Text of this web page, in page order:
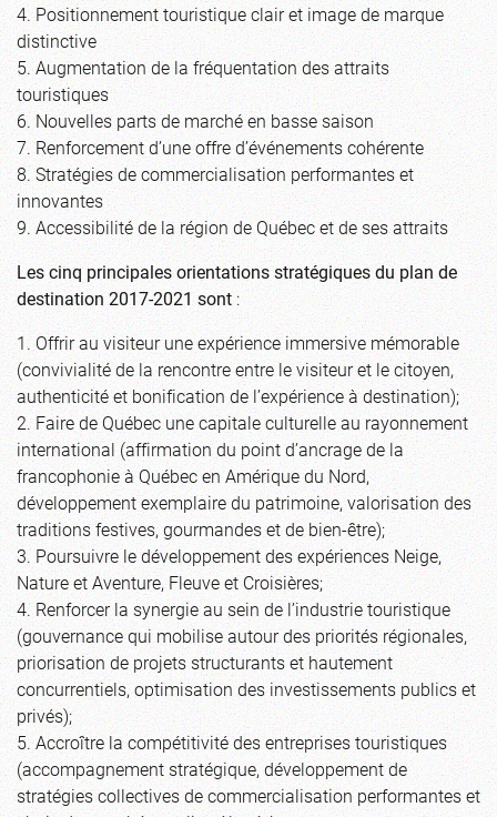
4. Positionnement touristique clair et image de marque
distinctive
5. Augmentation de la fréquentation des attraits
touristiques
6. Nouvelles parts de marché en basse saison
7. Renforcement d’une offre d’événements cohérente
8. Stratégies de commercialisation performantes et
innovantes
9. Accessibilité de la région de Québec et de ses attraits
Les cinq principales orientations stratégiques du plan de
destination 2017-2021 sont:
1. Offrir au visiteur une expérience immersive mémorable
(convivialité de la rencontre entre le visiteur et le citoyen,
authenticité et bonification de l’expérience à destination);
2. Faire de Québec une capitale culturelle au rayonnement
international (affirmation du point d’ancrage de la
francophonie à Québec en Amérique du Nord,
développement exemplaire du patrimoine, valorisation des
traditions festives, gourmandes et de bien-être);
3. Poursuivre le développement des expériences Neige,
Nature et Aventure, Fleuve et Croisières;
4. Renforcer la synergie au sein de l’industrie touristique
(gouvernance qui mobilise autour des priorités régionales,
priorisation de projets structurants et hautement
concurrentiels, optimisation des investissements publics et
privés);
5. Accroître la compétitivité des entreprises touristiques
(accompagnement stratégique, développement de
stratégies collectives de commercialisation performantes et